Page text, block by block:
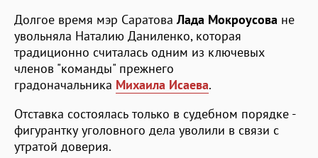
Долгое время мэр СаратоваЛада Мокроусова не
увольняла Наталию Даниленко, которая
традиционно считалась одним из ключевых
членов "команды" прежнего
градоначальника Михаила Исаева.
Отставка состоялась только в судебном порядке -
фигурантку уголовного дела уволили в связи с
утратой доверия.